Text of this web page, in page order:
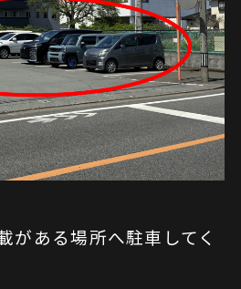
がある場所へ駐車してく